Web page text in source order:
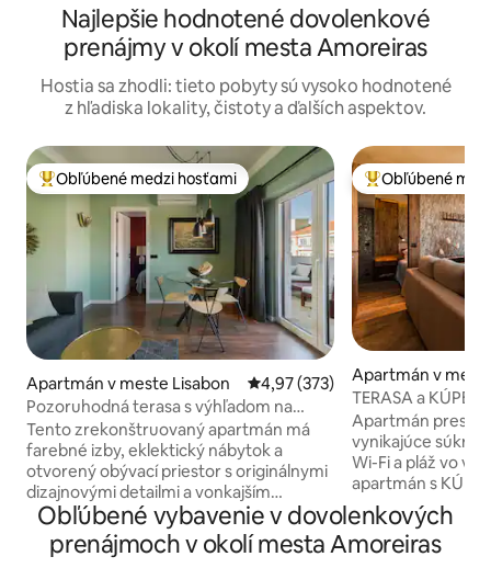
Najlepšie hodnotené dovolenkové
prenájmy v okolí mesta Amoreiras
Hostia sa zhodli: tieto pobyty sú vysoko hodnotené
z hľadiska lokality, čistoty a ďalších aspektov.
Najobľúbenejšie medzi hosťami
Obľúbené medzi hosťami
Apartmán v meste Lisabon Priemerné ohodnotenie 4,97 z
4,97 (373)
Pozoruhodná terasa s výhľadom na
akvadukt.
Tento zrekonštruovaný apartmán má
farebné izby, eklektický nábytok a
otvorený obývací priestor s originálnymi
dizajnovými detailmi a vonkajším
jedálenským a salónikovým priestorom s
výhľadom na lisabonské strechy a
historický akvadukt Nachádzate sa v
Najobľúbenejšie
Obľúbené
Apartmán v
os
TERASA a
Apartmán
vynikajúce
Wi-Fi a pláž vo
apartmán s KÚPEĽMI a tureckým
kúpeľom s
terasou a
premietacím
Obľúbené vybavenie v dovolenkových
prenájmoch v okolí mesta Amoreiras